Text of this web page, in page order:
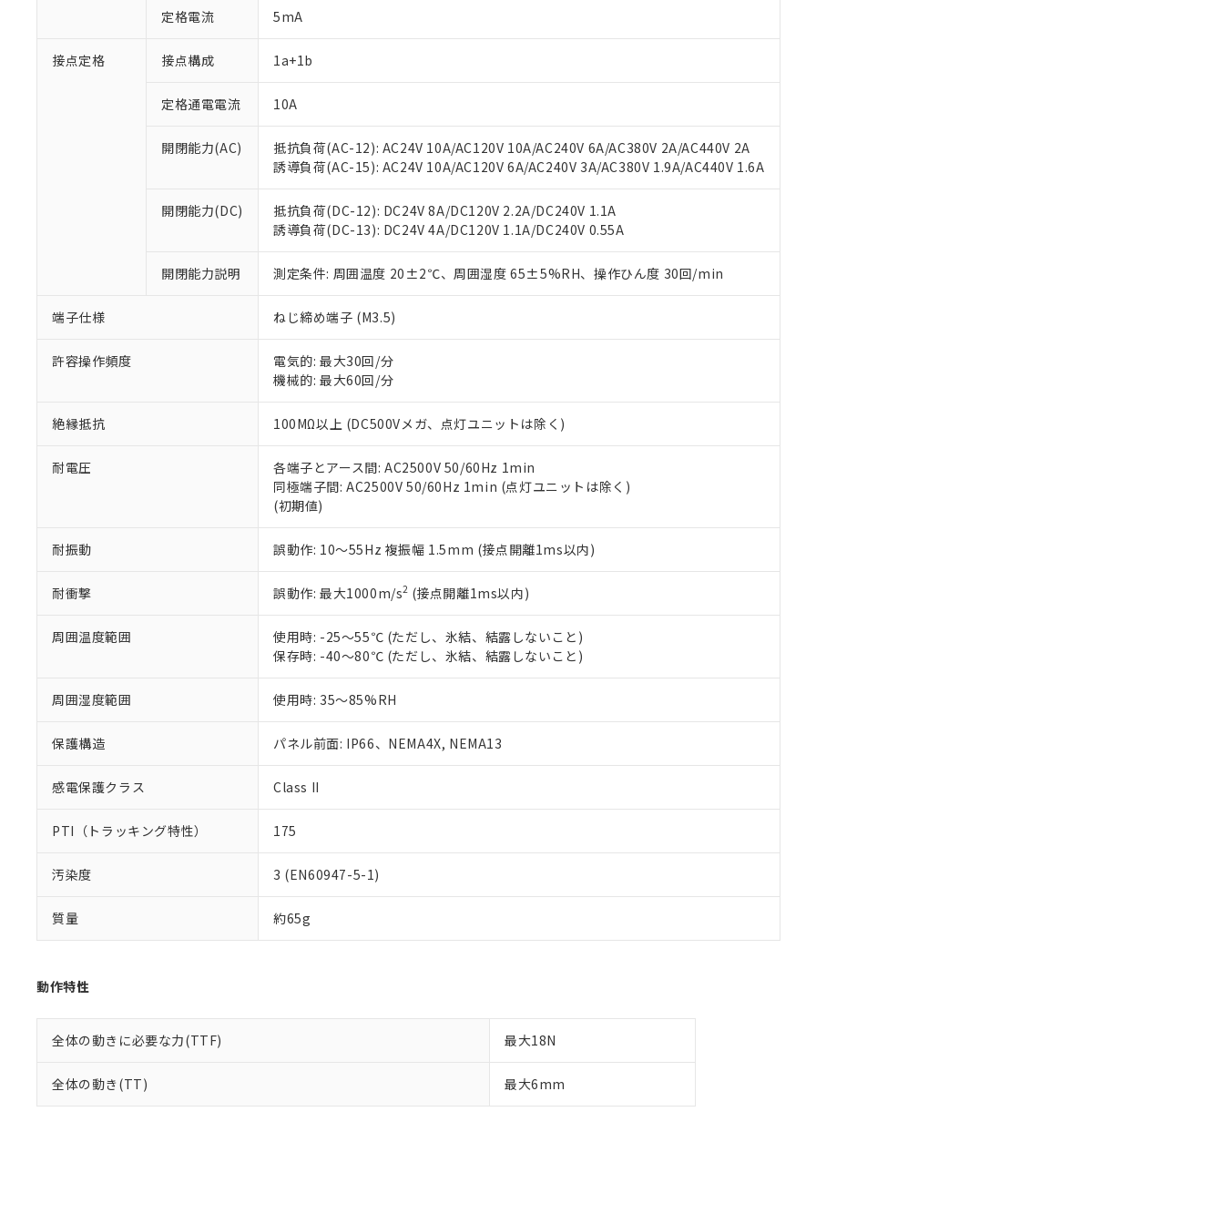
定格電流 5mA
接点定格 接点構成 1a+1b
定格通電電流 10A
開閉能力(AC)
抵抗負荷(AC-12): AC24V 10A/AC120V 10A/AC240V 6A/AC380V 2A/AC440V 2A
誘導負荷(AC-15): AC24V 10A/AC120V 6A/AC240V 3A/AC380V 1.9A/AC440V 1.6A
開閉能力(DC)
抵抗負荷(DC-12): DC24V 8A/DC120V 2.2A/DC240V 1.1A
誘導負荷(DC-13): DC24V 4A/DC120V 1.1A/DC240V 0.55A
開閉能力説明 測定条件: 周囲温度 20±2℃、周囲湿度 65±5%RH、操作ひん度 30回/min
端子仕様 ねじ締め端子 (M3.5)
許容操作頻度
電気的: 最大30回/分
機械的: 最大60回/分
絶縁抵抗 100MΩ以上 (DC500Vメガ、点灯ユニットは除く)
耐電圧
各端子とアース間: AC2500V 50/60Hz 1min
同極端子間: AC2500V 50/60Hz 1min (点灯ユニットは除く)
(初期値)
耐振動 誤動作: 10～55Hz 複振幅 1.5mm (接点開離1ms以内)
耐衝撃 誤動作: 最大1000m/s2 (接点開離1ms以内)
周囲温度範囲
使用時: -25～55℃ (ただし、氷結、結露しないこと)
保存時: -40～80℃ (ただし、氷結、結露しないこと)
周囲湿度範囲 使用時: 35～85%RH
保護構造 パネル前面: IP66、NEMA4X, NEMA13
感電保護クラス Class II
PTI（トラッキング特性） 175
汚染度 3 (EN60947-5-1)
質量 約65g
動作特性
全体の動きに必要な力(TTF) 最大18N
全体の動き(TT) 最大6mm
ご利用条件
以下の条件をお読みいただき、同意のうえご利用ください。
本サービスは、当社制御機器事業取扱商品の当社在庫状況および標準価格(税抜)を提供させていただ
くものです。
当社制御機器事業取扱商品の中には、本サービスの対象外となる商品もあることをご了承ください。
在庫状況および標準価格照会結果は、記載している更新日時点での社内データに基づき作成されるも
のであり、閲覧された時点での実際の在庫および標準価格とは異なる場合があることをご了承くださ
い。
正式な納期状況および標準価格はお客様のお取引先、またはお客様担当のオムロン制御機器販売店・
当社販売員にご相談ください。
オムロン制御機器販売店や当社販売拠点は「販売ネットワーク
」をご確認ください。
在庫状況および標準価格結果を当社の事前の承諾なく第三者に漏洩または開示しないようお願いしま
す。
ている必要があります。
お客様が当ウェブサイト上で当社にご登録された部品リストについて、当社および当社の共同利用者
が、当社の製品・サービスに関するお客様との取引・商談に必要な範囲で利用することをご了承くだ
さい。
※当社の共同利用者とは、"個人情報の共同利用に関して"
の「1.共同利用者の範囲」に記載されて
いる法人を指します。
対応予定なし：EU RoHS指令（10物質）の非含有に非対応の商品で、対応品を出す予定はありません。
調査・確認中：EU RoHS指令（10物質）の非含有の対応状況を調査中または確認中の商品です。
非該当品：ライセンス料など無形物で、有害物質有無と関係のない商品です。
仕入先様の事情により、非含有部品としていたものが、含有品と判明した場合などやむを得ず変更すること
があります。
鉛(Pb) 1000ppm以下、 水銀(Hg) 1000ppm以下、 カドミウム(Cd) 100ppm以下、
六価クロム(Cr(Ⅵ)) 1000ppm以下、ポリ臭化ビフェニル類(PBB) 1000ppm以下、ポリ臭化ジフェニルエーテル類(PBDE) 1000ppm以下、
フタル酸ビス(2-エチルヘキシル) (DEHP)(別名：DOP) 1000ppm以下、フタル酸ブチルベンジル（BBP） 1000ppm以下、フタル酸ジブチ
ル（DBP） 1000ppm以下、フタル酸ジイソブチル (DIBP) 1000ppm以下
但し、RoHS指令で産業用監視および制御機器に対する適用除外項目は除く。
フタル酸エステル類の４物質については閾値を超える意図的な使用がないことを確認しています。
※2 対応予定月
部品在庫の切り替え状況などにより、予定月が前後することがあります。
※3 非含有証明書ダウンロード
下記の非含有証明書をダウンロードすることができます。
EU RoHS指令（10物質）の非含有証明書
51物質の非含有証明書（当社基準）
※本証明書は発行日時点で非含有を証明するもので、過去に遡って非含有を証明するものではありません。
また、RoHS指令のフタル酸エステル類４物質の対応では、対応完了までの期間は出荷製品に未対応品が
混在することから備考欄に対応日を記載しておりました。
既に当社にて対応品への在庫切替を完了していることから、特段のことがない限り、2022年1月12日よ
「○」：最大均質材料含有率が中国RoHSの基準値以下であることを示します。
「×」：最大均質材料含有率が中国RoHSの基準値を超えていることを示します。
「－」：未確認です。当社販売部門へお問い合わせください。
*中国RoHS10物質の基準値 (GB/T26572)：
Pb(鉛) :1000ppm、 Hg(水銀) : 1000ppm、 Cd(カドミウム) : 100ppm、
Cr(Ⅵ)(六価クロム) : 1000ppm、 PBBs(ポリ臭化ビフェニル類) : 1000ppm、 PBDEs(ポリ臭化ジフェニルエーテル類) : 1000ppm、
DBP(フタル酸ジブチル) : 1000ppm、 DIBP(フタル酸ジイソブチル) : 1000ppm、 BBP(フタル酸ブチルベンジル) : 1000ppm、
※2 環境保護使用期限
「ｅ」：有害物質（10物質）のすべてが基準値以下であることを示します。
「10」：通常の使用状況下において有害物質が外部に漏えいし、環境に深刻な影響を及ぼさない年数を意
味します。
「－」：未確認です。当社販売部門へお問い合わせください。
当社は、これら貴社製品のうち、外国為替および外国貿易法に定める商品（以下｢規制貨物等」とい
う）を輸出または国外への提供する場合は、日本国政府の輸出許可(または役務取引許可)を取得する
などの必要な手続きをとります。
ます。
当社は貴社製品を、核兵器、ミサイル、化学兵器、生物兵器またはその他武器並びにこれらの製造装
置等に一切使用いたしません。
当社は、貴社製品を第三者に販売する場合は、上記1、2および3の内容を当該第三者に通知します。
また当社は、販売先および販売に係わる関係者が違法に輸出するおそれがある場合は、取り引きをい
たしません。
記
号
説明
○ 一定数以上の在庫あり
△ 一定数には満たないが在庫あり
－
在庫なし(最新の在庫状況については、お客様のお取引先、またはお客様担当のオムロン制御
機器販売店・当社販売員にご確認ください)
空
白
受注生産機種、また在庫状況の情報を公開していない機種